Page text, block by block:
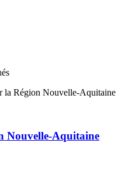
Nouvelle-Aquitaine